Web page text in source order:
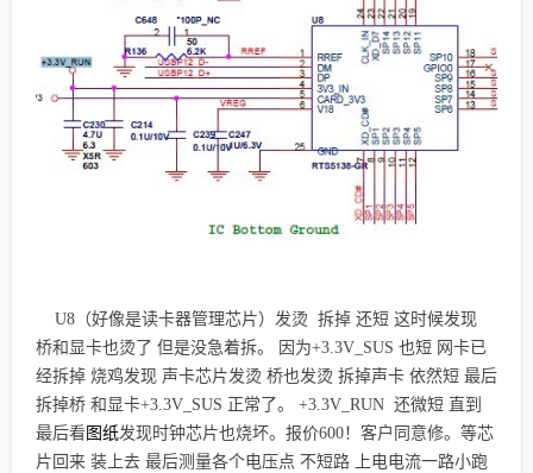
U8（好像是读卡器管理芯片）发烫 拆掉 还短 这时候发现
桥和显卡也烫了 但是没急着拆。 因为+3.3V_SUS 也短 网卡已
经拆掉 烧鸡发现 声卡芯片发烫 桥也发烫 拆掉声卡 依然短 最后
拆掉桥 和显卡+3.3V_SUS 正常了。 +3.3V_RUN 还微短 直到
最后看图纸发现时钟芯片也烧坏。 报价600！客户同意修。等芯
片回来 装上去 最后测量各个电压点 不短路 上电电流一路小跑